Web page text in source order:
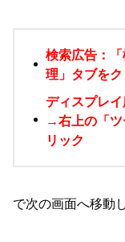
検索広告：
理」タブをク
ディスプレ
→右上の「
リック
で次の画面へ移動